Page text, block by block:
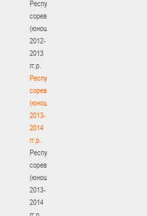
Республиканские
соревнования
(юноши)
2012-
2013
гг.р.
Республиканские
соревнования
(юноши)
2013-
2014
гг.р.
Республиканские
соревнования
(юноши)
2013-
2014
гг.р.